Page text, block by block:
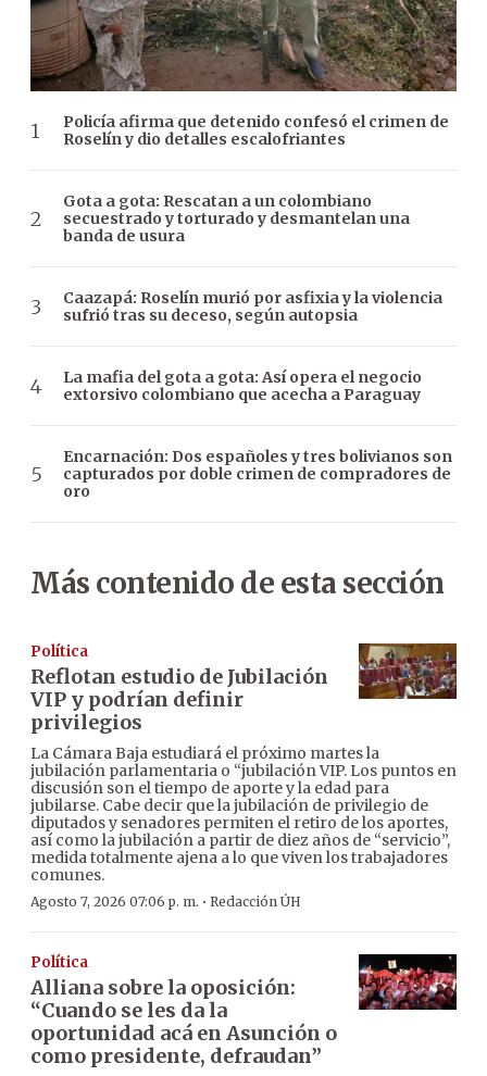
Policía afirma que detenido confesó el crimen de
Roselín y dio detalles escalofriantes
Gota a gota: Rescatan a un colombiano
secuestrado y torturado y desmantelan una
banda de usura
Caazapá: Roselín murió por asfixia y la violencia
sufrió tras su deceso, según autopsia
La mafia del gota a gota: Así opera el negocio
extorsivo colombiano que acecha a Paraguay
Encarnación: Dos españoles y tres bolivianos son
capturados por doble crimen de compradores de
oro
Más contenido de esta sección
Política
Reflotan estudio de Jubilación
VIP y podrían definir
privilegios
La Cámara Baja estudiará el próximo martes la
jubilación parlamentaria o “jubilación VIP. Los puntos en
discusión son el tiempo de aporte y la edad para
jubilarse. Cabe decir que la jubilación de privilegio de
diputados y senadores permiten el retiro de los aportes,
así como la jubilación a partir de diez años de “servicio”,
medida totalmente ajena a lo que viven los trabajadores
comunes.
Agosto 7, 2026 07:06 p. m. · Redacción ÚH
Política
Alliana sobre la oposición:
“Cuando se les da la
oportunidad acá en Asunción o
como presidente, defraudan”